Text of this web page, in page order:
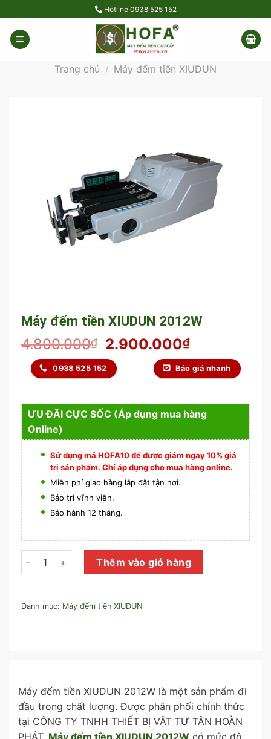
to
content
Hotline 0938 525 152
Trang chủ / Máy đếm tiền XIUDUN
Máy đếm tiền XIUDUN 2012W
4.800.000₫ 2.900.000₫
0938 525 152 Báo giá nhanh
ƯU ĐÃI CỰC SỐC (Áp dụng mua hàng
Online)
Sử dụng mã HOFA10 để được giảm ngay 10% giá
trị sản phẩm. Chỉ áp dụng cho mua hàng online.
Miễn phí giao hàng lắp đặt tận nơi.
Bảo trì vĩnh viễn.
Bảo hành 12 tháng.
Máy đếm tiền XIUDUN 2012W số lượng
Thêm vào giỏ hàng
Danh mục: Máy đếm tiền XIUDUN
Máy đếm tiền XIUDUN 2012W là một sản phẩm đi
đầu trong chất lượng. Được phân phối chính thức
tại CÔNG TY TNHH THIẾT BỊ VẬT TƯ TÂN HOÀN
PHÁT. Máy đếm tiền XIUDUN 2012W có mức độ